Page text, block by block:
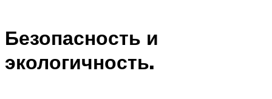
Безопасность и
экологичность.